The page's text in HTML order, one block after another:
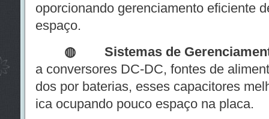
oporcionando gerenciamento eficiente
espaço.
◍ Sistemas de
a conversores DC-DC, fontes de
dos por baterias, esses capacitores
ica ocupando pouco espaço na placa.